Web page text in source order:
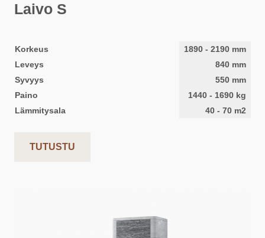
Laivo S
Korkeus 1890 - 2190 mm
Leveys
840 mm
Syvyys
550 mm
Paino
1440 - 1690 kg
Lämmitysala
40 - 70 m2
TUTUSTU